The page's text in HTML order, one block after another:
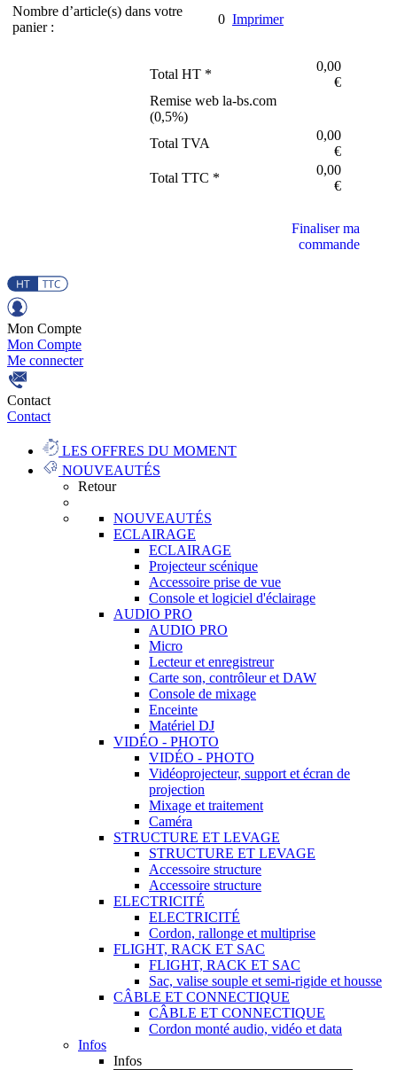
Nombre d’article(s) dans votre
panier :
0 Imprimer
Total HT *
0,00
€
Remise web la-bs.com
(0,5%)
Total TVA
0,00
€
Total TTC *
0,00
€
Finaliser ma
commande
Mon Compte
Mon Compte
Me connecter
Contact
Contact
LES OFFRES DU MOMENT
NOUVEAUTÉS
Retour
NOUVEAUTÉS
ECLAIRAGE
ECLAIRAGE
Projecteur scénique
Accessoire prise de vue
Console et logiciel d'éclairage
AUDIO PRO
AUDIO PRO
Micro
Lecteur et enregistreur
Carte son, contrôleur et DAW
Console de mixage
Enceinte
Matériel DJ
VIDÉO - PHOTO
VIDÉO - PHOTO
Vidéoprojecteur, support et écran de
projection
Mixage et traitement
Caméra
STRUCTURE ET LEVAGE
STRUCTURE ET LEVAGE
Accessoire structure
Accessoire structure
ELECTRICITÉ
ELECTRICITÉ
Cordon, rallonge et multiprise
FLIGHT, RACK ET SAC
FLIGHT, RACK ET SAC
Sac, valise souple et semi-rigide et housse
CÂBLE ET CONNECTIQUE
CÂBLE ET CONNECTIQUE
Cordon monté audio, vidéo et data
Infos
Infos